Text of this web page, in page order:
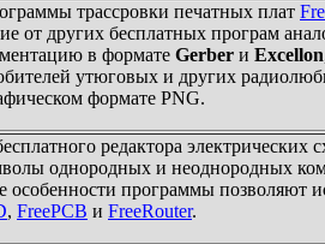
трассровки печатных плат
от других бесплатных програм
в формате Gerber и Excellon
утюговых и других
формате PNG.
редактора электрических
однородных и неоднородных
программы позволяют
, FreePCB и FreeRouter.